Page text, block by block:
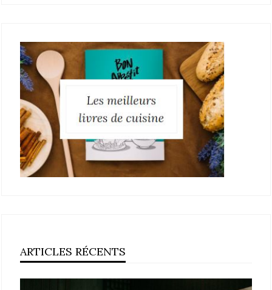
ARTICLES RÉCENTS